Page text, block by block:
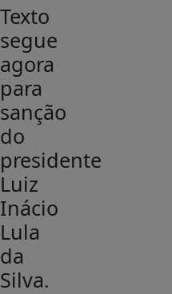
Texto
segue
agora
para
sanção
do
presidente
Luiz
Inácio
Lula
da
Silva.